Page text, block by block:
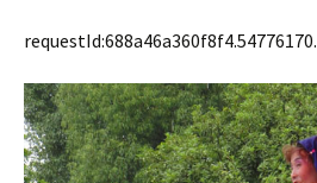
requestId:688a46a360f8f4.54776170.